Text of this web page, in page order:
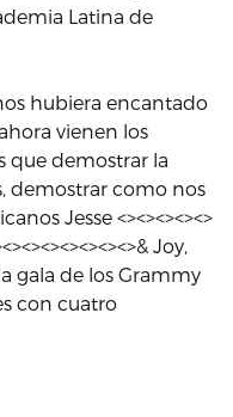
Latina de
hubiera encantado
vienen los
que demostrar la
demostrar como nos
Jesse <><><><><>
Joy,
gala de los Grammy
con cuatro